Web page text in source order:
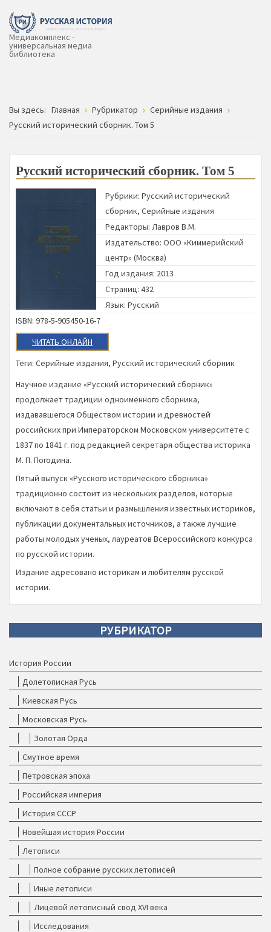
Медиакомплекс -
универсальная медиа
библиотека
Вы здесь: Главная Рубрикатор
Серийные издания
Русский исторический сборник. Том 5
Русский исторический сборник. Том 5
Рубрики:Русский исторический
сборник,Серийные издания
Редакторы:Лавров В.М.
Издательство:ООО «Киммерийский
центр» (Москва)
Год издания: 2013
Страниц: 432
Язык: Русский
ISBN: 978-5-905450-16-7
ЧИТАТЬ ОНЛАЙН
Теги: Серийные издания, Русский исторический сборник
Научное издание «Русский исторический сборник»
продолжает традиции одноименного сборника,
издававшегося Обществом истории и древностей
российских при Императорском Московском университете с
1837 по 1841 г. под редакцией секретаря общества историка
М. П. Погодина.
Пятый выпуск «Русского исторического сборника»
традиционно состоит из нескольких разделов, которые
включают в себя статьи и размышления известных историков,
публикации документальных источников, а также лучшие
работы молодых ученых, лауреатов Всероссийского конкурса
по русской истории.
Издание адресовано историкам и любителям русской
истории.
РУБРИКАТОР
История России
Долетописная Русь
Киевская Русь
Московская Русь
Золотая Орда
Смутное время
Петровская эпоха
Российская империя
История СССР
Новейшая история России
Летописи
Полное собрание русских летописей
Иные летописи
Лицевой летописный свод XVI века
Исследования